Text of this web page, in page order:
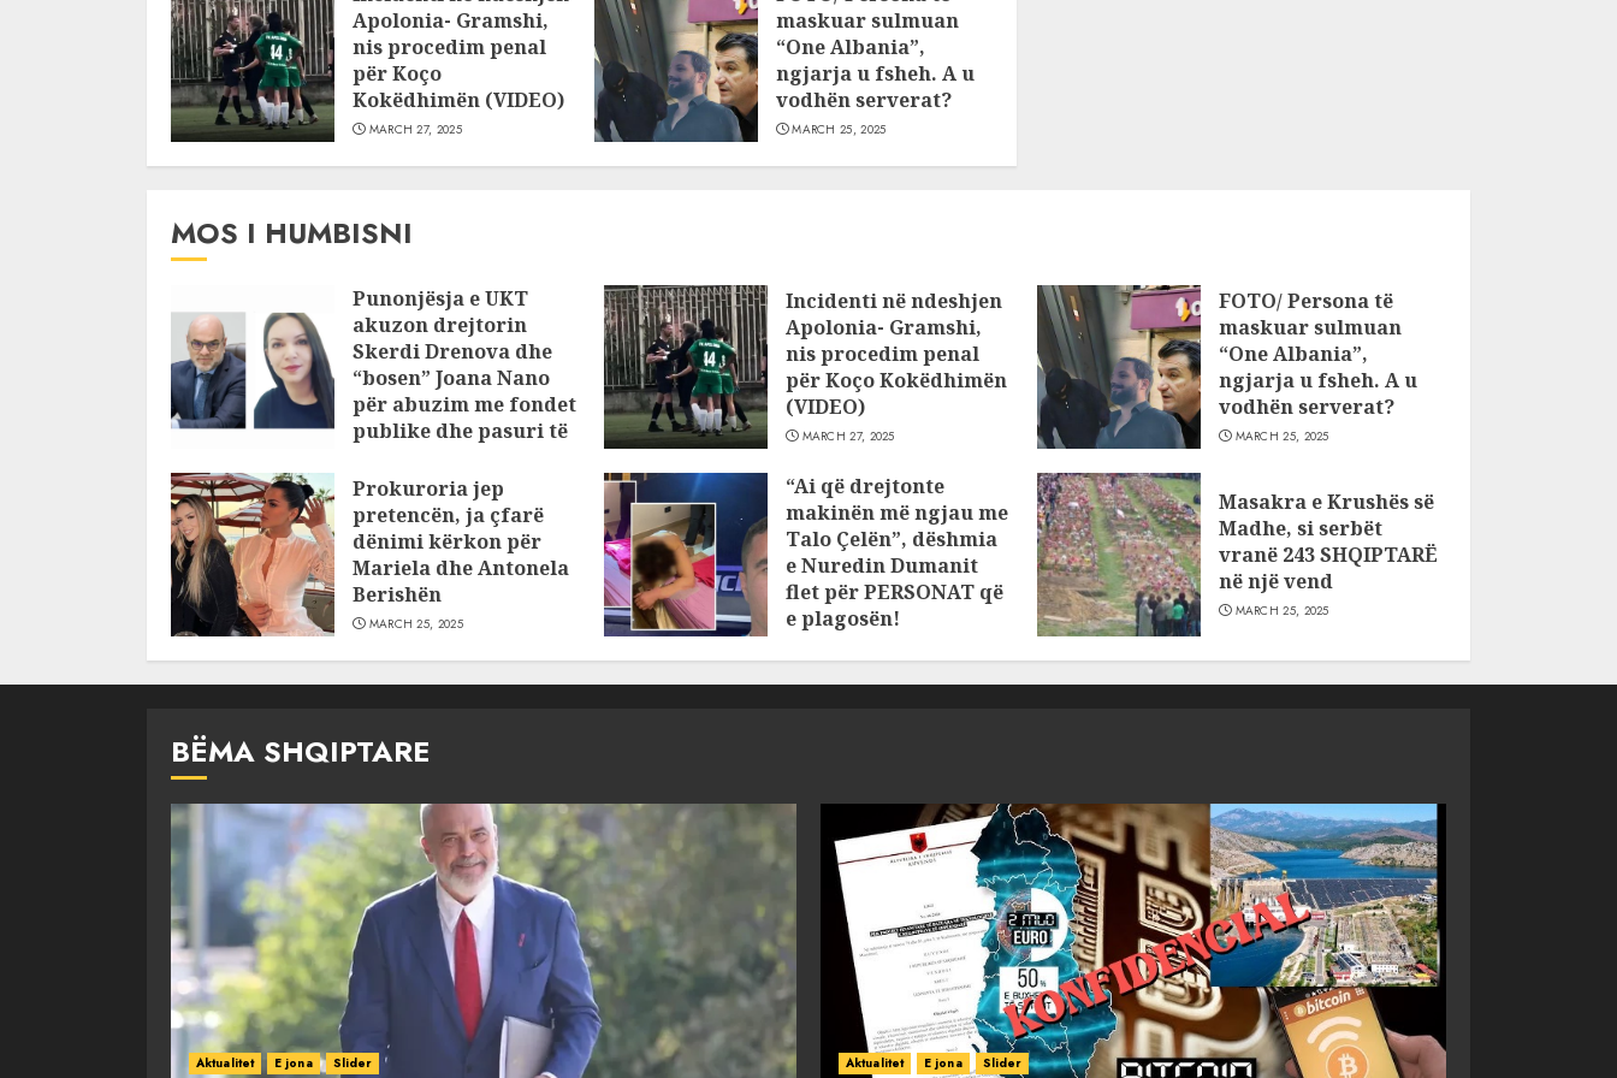
Apolonia- Gramshi,
nis procedim penal
për Koço
Kokëdhimën (VIDEO)
MARCH 27, 2025
maskuar sulmuan
“One Albania”,
ngjarja u fsheh. A u
vodhën serverat?
MARCH 25, 2025
MOS I HUMBISNI
Punonjësja e UKT
akuzon drejtorin
Skerdi Drenova dhe
“bosen” Joana Nano
për abuzim me fondet
publike dhe pasuri të
JULY 24, 2025
Incidenti në ndeshjen
Apolonia- Gramshi,
nis procedim penal
për Koço Kokëdhimën
(VIDEO)
MARCH 27, 2025
FOTO/ Persona të
maskuar sulmuan
“One Albania”,
ngjarja u fsheh. A u
vodhën serverat?
MARCH 25, 2025
Prokuroria jep
pretencën, ja çfarë
dënimi kërkon për
Mariela dhe Antonela
Berishën
MARCH 25, 2025
“Ai që drejtonte
makinën më ngjau me
Talo Çelën”, dëshmia
e Nuredin Dumanit
flet për PERSONAT që
e plagosën!
Masakra e Krushës së
Madhe, si serbët
vranë 243 SHQIPTARË
në një vend
MARCH 25, 2025
BËMA SHQIPTARE
Aktualitet E jona Slider Aktualitet E jona Slider